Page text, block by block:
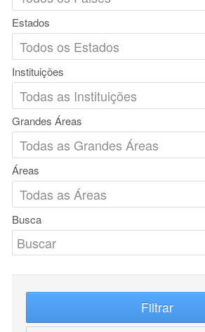
Estados
Instituições
Grandes Áreas
Áreas
Busca
Filtrar